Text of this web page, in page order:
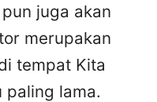
juga akan
merupakan
tempat Kita
paling lama.